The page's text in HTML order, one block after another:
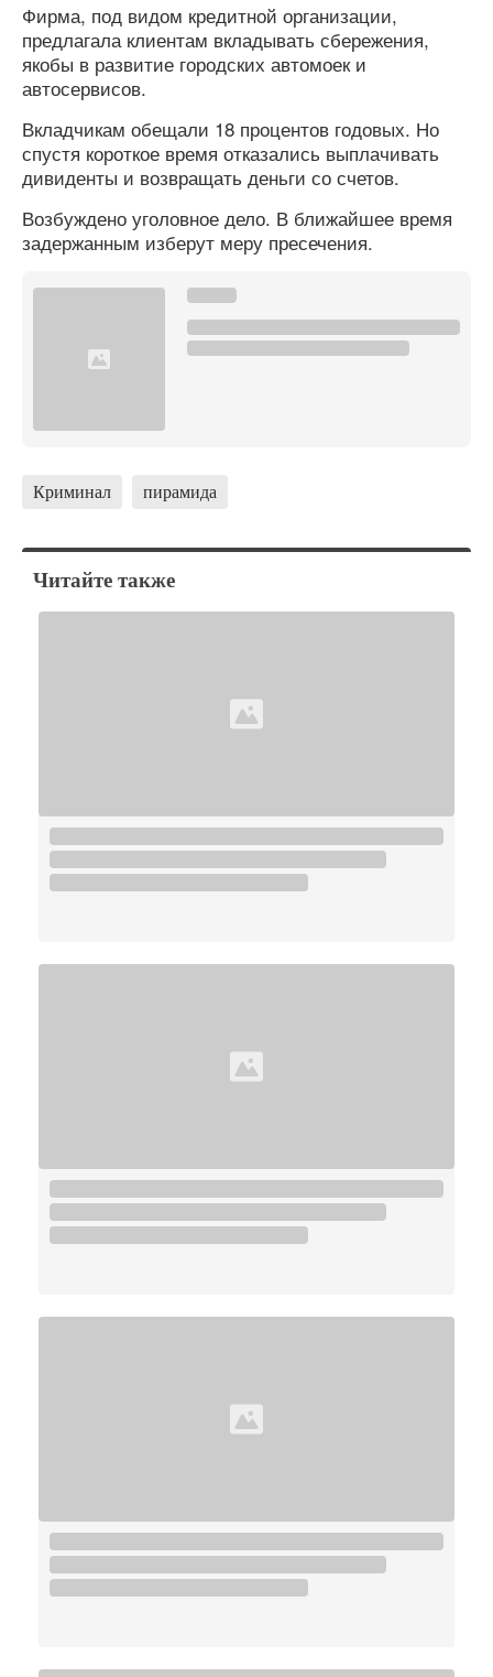
Фирма, под видом кредитной организации,
предлагала клиентам вкладывать сбережения,
якобы в развитие городских автомоек и
автосервисов.
Вкладчикам обещали 18 процентов годовых. Но
спустя короткое время отказались выплачивать
дивиденты и возвращать деньги со счетов.
Возбуждено уголовное дело. В ближайшее время
задержанным изберут меру пресечения.
Криминал пирамида
Читайте также